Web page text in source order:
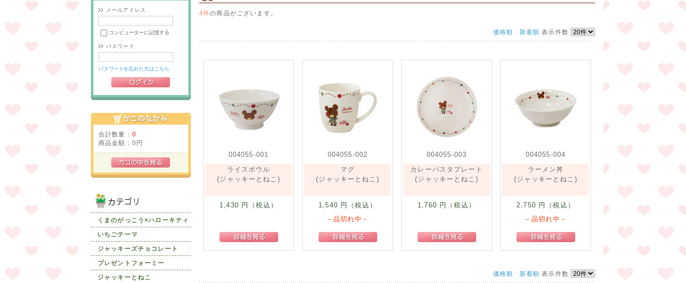
メールアドレス
コンピューターに記憶する
パスワード
パスワードを忘れた方はこちら
合計数量： 0
商品金額： 0円
くまのがっこう×ハローキティ
いちごテーマ
ジャッキーズチョコレート
プレゼントフォーミー
ジャッキーとねこ
4件の商品がございます。
価格順 新着順 表示件数
004055-001
ライスボウル
(ジャッキーとねこ)
1,430 円（税込）
004055-002
マグ
(ジャッキーとねこ)
1,540 円（税込）
－品切れ中－
004055-003
カレーパスタプレート
(ジャッキーとねこ)
1,760 円（税込）
004055-004
ラーメン丼
(ジャッキーとねこ)
2,750 円（税込）
－品切れ中－
価格順 新着順 表示件数